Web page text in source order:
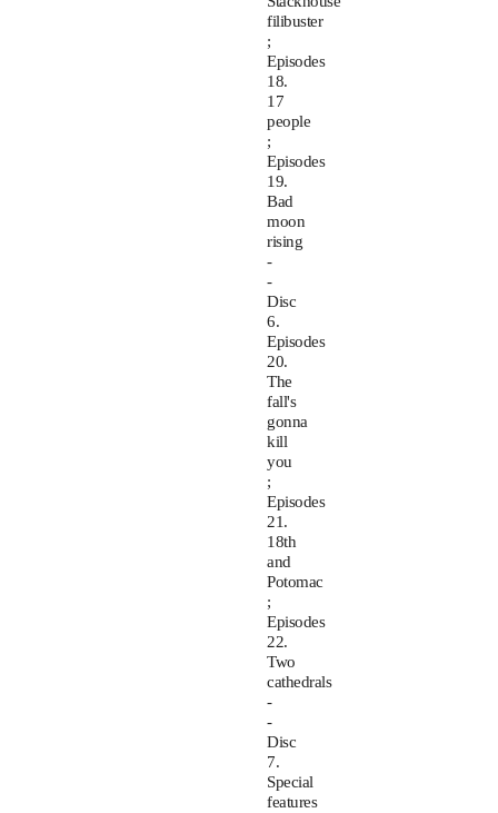
filibuster
;
Episodes
18.
17
people
;
Episodes
19.
Bad
moon
rising
-
-
Disc
6.
Episodes
20.
The
fall's
gonna
kill
you
;
Episodes
21.
18th
and
Potomac
;
Episodes
22.
Two
cathedrals
-
-
Disc
7.
Special
features